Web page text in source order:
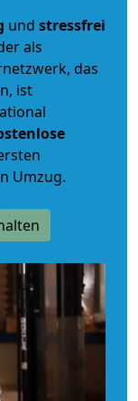
und stressfrei
als
das
ist
Umzug.